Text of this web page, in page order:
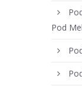
Pod